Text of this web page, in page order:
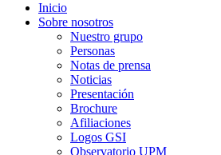
Inicio
Sobre nosotros
Nuestro grupo
Personas
Notas de prensa
Noticias
Presentación
Brochure
Afiliaciones
Logos GSI
Observatorio UPM